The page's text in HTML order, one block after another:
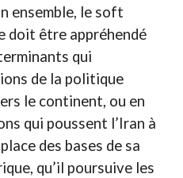
ensemble, le soft
doit être appréhendé
qui
de la politique
le continent, ou en
qui poussent l’Iran à
des bases de sa
qu’il poursuive les